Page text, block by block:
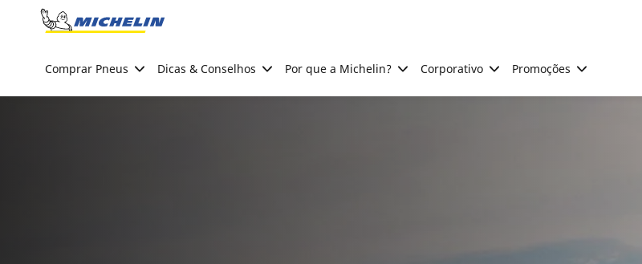
Go to page content
Comprar Pneus Dicas & Conselhos Por que a Michelin? Corporativo Promoções